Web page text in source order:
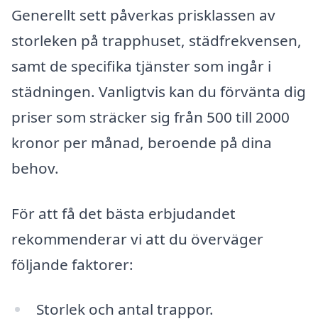
Generellt sett påverkas prisklassen av
storleken på trapphuset, städfrekvensen,
samt de specifika tjänster som ingår i
städningen. Vanligtvis kan du förvänta dig
priser som sträcker sig från 500 till 2000
kronor per månad, beroende på dina
behov.
För att få det bästa erbjudandet
rekommenderar vi att du överväger
följande faktorer:
Storlek och antal trappor.